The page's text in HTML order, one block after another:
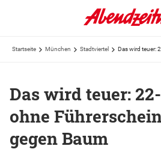
Startseite München Stadtviertel
Das wird teuer:
ohne
gegen Baum